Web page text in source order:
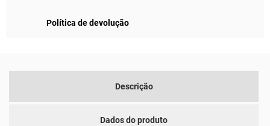
Política de devolução
Descrição
Dados do produto